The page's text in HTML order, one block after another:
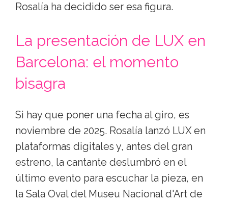
Rosalía ha decidido ser esa figura.
La presentación de LUX en
Barcelona: el momento
bisagra
Si hay que poner una fecha al giro, es
noviembre de 2025. Rosalía lanzó LUX en
plataformas digitales y, antes del gran
estreno, la cantante deslumbró en el
último evento para escuchar la pieza, en
la Sala Oval del Museu Nacional d'Art de